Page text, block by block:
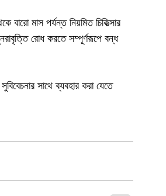
মাস পর্যন্ত নিয়মিত চিকিত্সার
রোধ করতে সম্পূর্ণরূপে বন্ধ
সাথে ব্যবহার করা যেতে